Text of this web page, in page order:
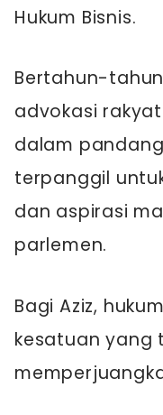
Hukum Bisnis.
Bertahun-
advokasi
dalam
terpanggil
dan aspirasi
parlemen.
Bagi Aziz,
kesatuan yang